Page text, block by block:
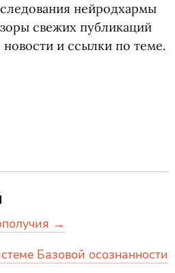
нейродхармы
свежих публикаций
и ссылки по теме.
→
Базовой осознанности